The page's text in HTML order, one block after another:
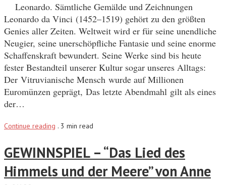
Leonardo. Sämtliche Gemälde und Zeichnungen
Leonardo da Vinci (1452–1519) gehört zu den größten
Genies aller Zeiten. Weltweit wird er für seine unendliche
Neugier, seine unerschöpfliche Fantasie und seine enorme
Schaffenskraft bewundert. Seine Werke sind bis heute
fester Bestandteil unserer Kultur sogar unseres Alltags:
Der Vitruvianische Mensch wurde auf Millionen
Euromünzen geprägt, Das letzte Abendmahl gilt als eines
der…
Continue reading . 3 min read
GEWINNSPIEL – “Das Lied des
Himmels und der Meere” von Anne